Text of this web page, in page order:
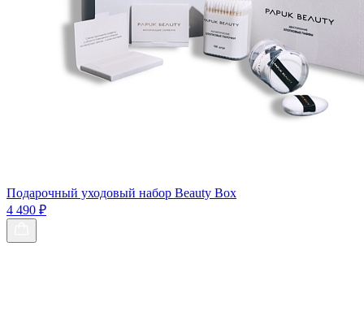
Подарочный уходовый набор Beauty Box
4 490 ₽